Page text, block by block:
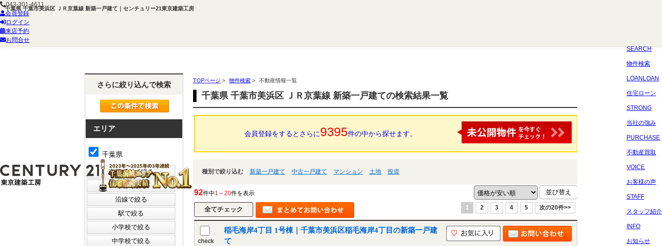
千葉県 千葉市美浜区 ＪＲ京葉線 新築一戸建て｜センチュリー21東京建築工房
043-301-4611
会員登録
ログイン
来店予約
お問合せ
SEARCH
物件検索
LOANLOAN
住宅ローン
STRONG
当社の強み
PURCHASE
不動産買取
VOICE
お客様の声
STAFF
スタッフ紹介
INFO
お知らせ
TOPページ > 物件検索 > 不動産情報一覧
千葉県 千葉市美浜区 ＪＲ京葉線 新築一戸建ての検索結果一覧
会員登録をするとさらに9395件の中から探せます。
種別で絞り込む 新築一戸建て 中古一戸建て マンション 土地 投資
92件中1～20件を表示
1 2 3 4 5 次の20件>>
check
稲毛海岸4丁目 1号棟｜千葉市美浜区稲毛海岸4丁目の新築一戸建
て
さらに絞り込んで検索
エリア
千葉県